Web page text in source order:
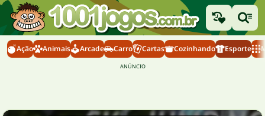
Ação Animais Arcade Carro Cartas Cozinhando Esporte